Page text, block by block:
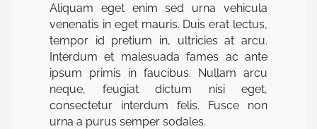
Aliquam eget enim sed urna vehicula
venenatis in eget mauris. Duis erat lectus,
tempor id pretium in, ultricies at arcu.
Interdum et malesuada fames ac ante
ipsum primis in faucibus. Nullam arcu
neque, feugiat dictum nisi eget,
consectetur interdum felis. Fusce non
urna a purus semper sodales.